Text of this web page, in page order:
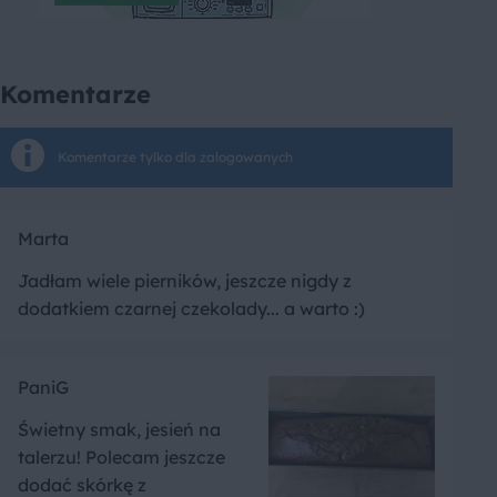
Komentarze
Komentarze tylko dla zalogowanych
Marta
Jadłam wiele pierników, jeszcze nigdy z
dodatkiem czarnej czekolady... a warto :)
PaniG
Świetny smak, jesień na
talerzu! Polecam jeszcze
dodać skórkę z